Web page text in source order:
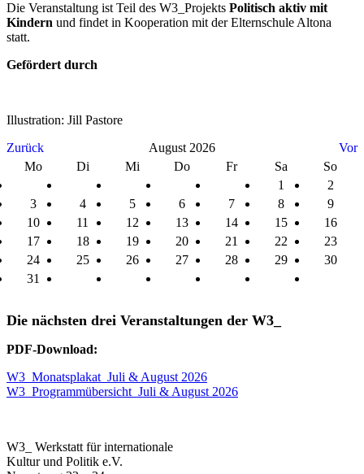
Die Veranstaltung ist Teil des W3_Projekts Politisch aktiv mit
Kindern und findet in Kooperation mit der Elternschule Altona
statt.
Gefördert durch
Illustration: Jill Pastore
Zurück
August 2026
Vor
Mo
Di Mi Do Fr Sa
So
1
2
3
4 5 6 7 8
9
10
11 12 13 14 15
16
17
18 19 20 21 22
23
24
25 26 27 28 29
30
31
Die nächsten drei Veranstaltungen der W3_
PDF-Download:
W3_Monatsplakat_Juli & August 2026
W3_Programmübersicht_Juli & August 2026
W3_ Werkstatt für internationale
Kultur und Politik e.V.